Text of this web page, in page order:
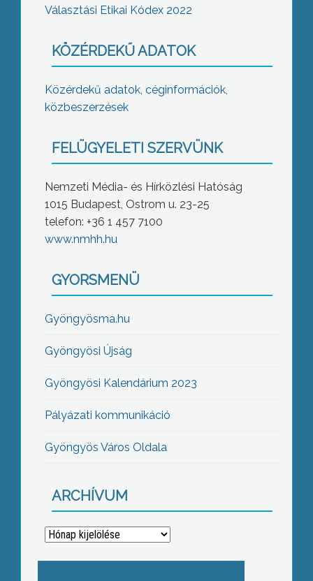
Választási Etikai Kódex 2022
KÖZÉRDEKŰ ADATOK
Közérdekű adatok, céginformációk,
közbeszerzések
FELÜGYELETI SZERVÜNK
Nemzeti Média- és Hírközlési Hatóság
1015 Budapest, Ostrom u. 23-25
telefon: +36 1 457 7100
www.nmhh.hu
GYORSMENÜ
Gyöngyösma.hu
Gyöngyösi Újság
Gyöngyösi Kalendárium 2023
Pályázati kommunikáció
Gyöngyös Város Oldala
ARCHÍVUM
Archívum